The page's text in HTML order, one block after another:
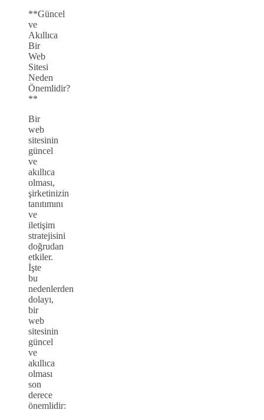
**Güncel
ve
Akıllıca
Bir
Web
Sitesi
Neden
Önemlidir?
**
Bir
web
sitesinin
güncel
ve
akıllıca
olması,
şirketinizin
tanıtımını
ve
iletişim
stratejisini
doğrudan
etkiler.
İşte
bu
nedenlerden
dolayı,
bir
web
sitesinin
güncel
ve
akıllıca
olması
son
derece
önemlidir: